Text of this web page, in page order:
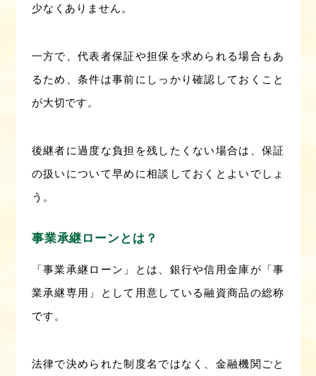
少なくありません。
一方で、代表者保証や担保を求められる場合もあ
るため、条件は事前にしっかり確認しておくこと
が大切です。
後継者に過度な負担を残したくない場合は、保証
の扱いについて早めに相談しておくとよいでしょ
う。
事業承継ローンとは？
「事業承継ローン」とは、銀行や信用金庫が「事
業承継専用」として用意している融資商品の総称
です。
法律で決められた制度名ではなく、金融機関ごと